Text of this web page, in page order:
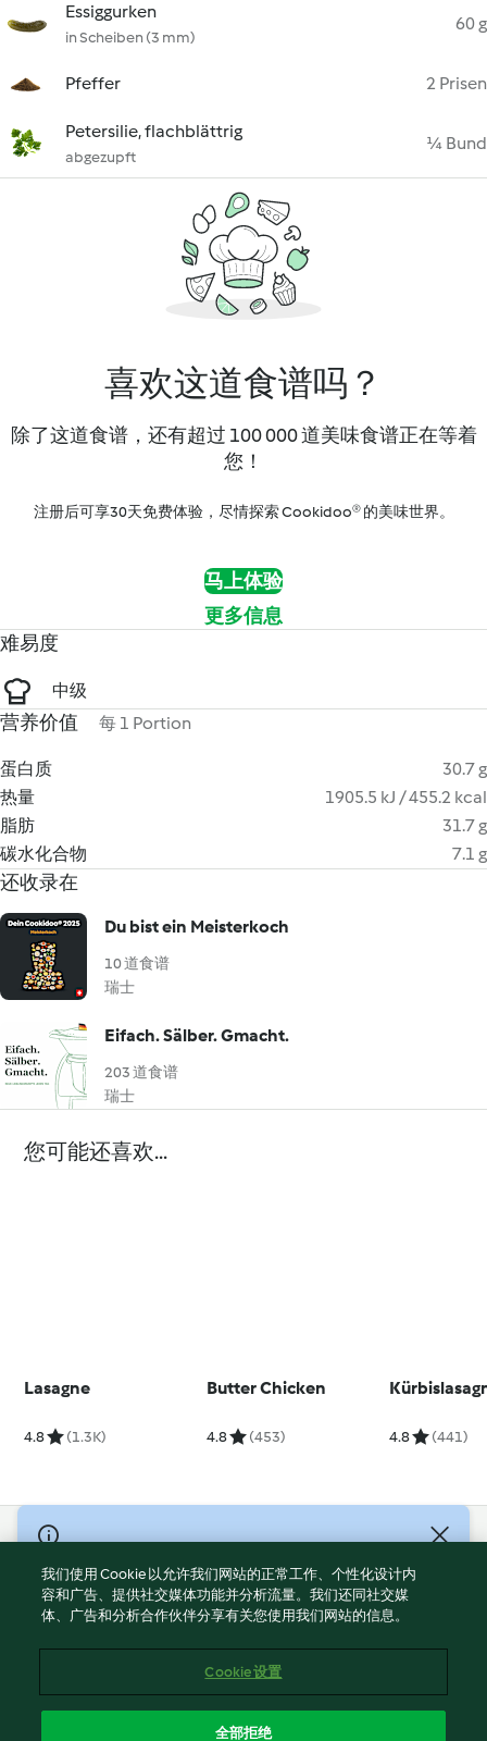
Essiggurken
in Scheiben (3 mm)
60 g
Pfeffer 2 Prisen
Petersilie, flachblättrig
abgezupft
¼ Bund
喜欢这道食谱吗？
除了这道食谱，还有超过 100 000 道美味食谱正在等着
您！
注册后可享30天免费体验，尽情探索 Cookidoo® 的美味世界。
马上体验
更多信息
难易度
中级
营养价值 每 1 Portion
蛋白质
30.7 g
热量
1905.5 kJ / 455.2 kcal
脂肪
31.7 g
碳水化合物
7.1 g
还收录在
Du bist ein Meisterkoch
10 道食谱
瑞士
Eifach. Sälber. Gmacht.
203 道食谱
瑞士
您可能还喜欢...
Lasagne
4.8 (1.3K)
Butter Chicken
4.8 (453) 4.8 (441)
© Copyright 2021-2023 福维克信息科技(上海)有限公司 版权所有
2026
使用规定
Cookies
我们使用 Cookie 以允许我们网站的正常工作、个性化设计内
容和广告、提供社交媒体功能并分析流量。我们还同社交媒
体、广告和分析合作伙伴分享有关您使用我们网站的信息。
Cookie 设置
全部拒绝